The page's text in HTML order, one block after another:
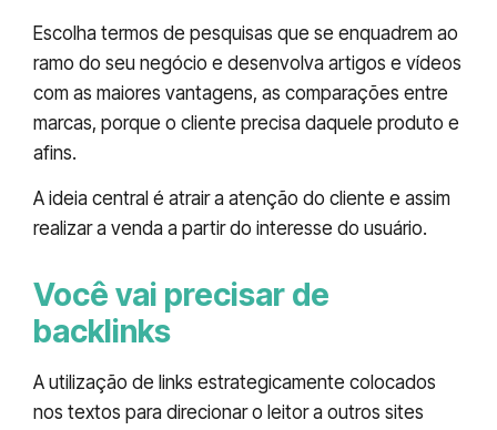
Escolha termos de pesquisas que se enquadrem ao
ramo do seu negócio e desenvolva artigos e vídeos
com as maiores vantagens, as comparações entre
marcas, porque o cliente precisa daquele produto e
afins.
A ideia central é atrair a atenção do cliente e assim
realizar a venda a partir do interesse do usuário.
Você vai precisar de
backlinks
A utilização de links estrategicamente colocados
nos textos para direcionar o leitor a outros sites